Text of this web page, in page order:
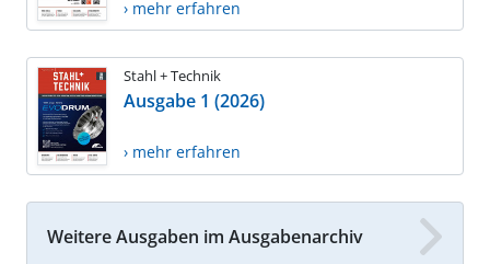
› mehr erfahren
Stahl + Technik
Ausgabe 1 (2026)
› mehr erfahren
Weitere Ausgaben im Ausgabenarchiv